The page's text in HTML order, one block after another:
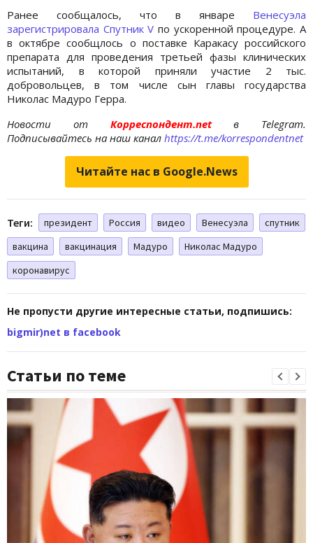
Ранее сообщалось, что в январе Венесуэла
зарегистрировала Спутник V по ускоренной процедуре. А
в октябре сообщлось о поставке Каракасу российского
препарата для проведения третьей фазы клинических
испытаний, в которой приняли участие 2 тыс.
добровольцев, в том числе сын главы государства
Николас Мадуро Герра.
Новости отКорреспондент.netв Telegram.
Подписывайтесь на наш канал https://t.me/korrespondentnet
Читайте нас в Google.News
Теги: президент Россия видео Венесуэла
спутник
вакцина
вакцинация Мадуро
Николас Мадуро
коронавирус
Не пропусти другие интересные статьи, подпишись:
bigmir)net в facebook
Статьи по теме